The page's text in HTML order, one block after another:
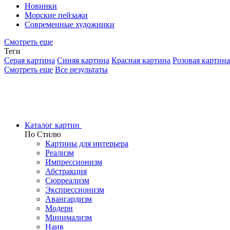
Новинки
Морские пейзажи
Современные художники
Смотреть еще
Теги
Серая картина Синяя картина Красная картина Розовая картина
Смотреть еще Все результаты
Каталог картин
По Стилю
Картины для интерьера
Реализм
Импрессионизм
Абстракция
Сюрреализм
Экспрессионизм
Авангардизм
Модерн
Минимализм
Наив